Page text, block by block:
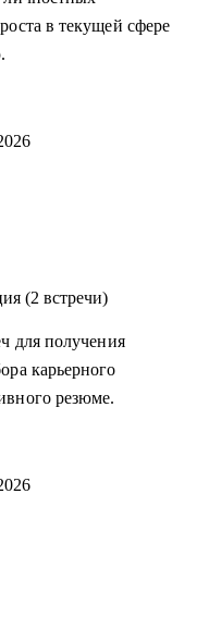
в текущей сфере
(2 встречи)
для получения
карьерного
резюме.